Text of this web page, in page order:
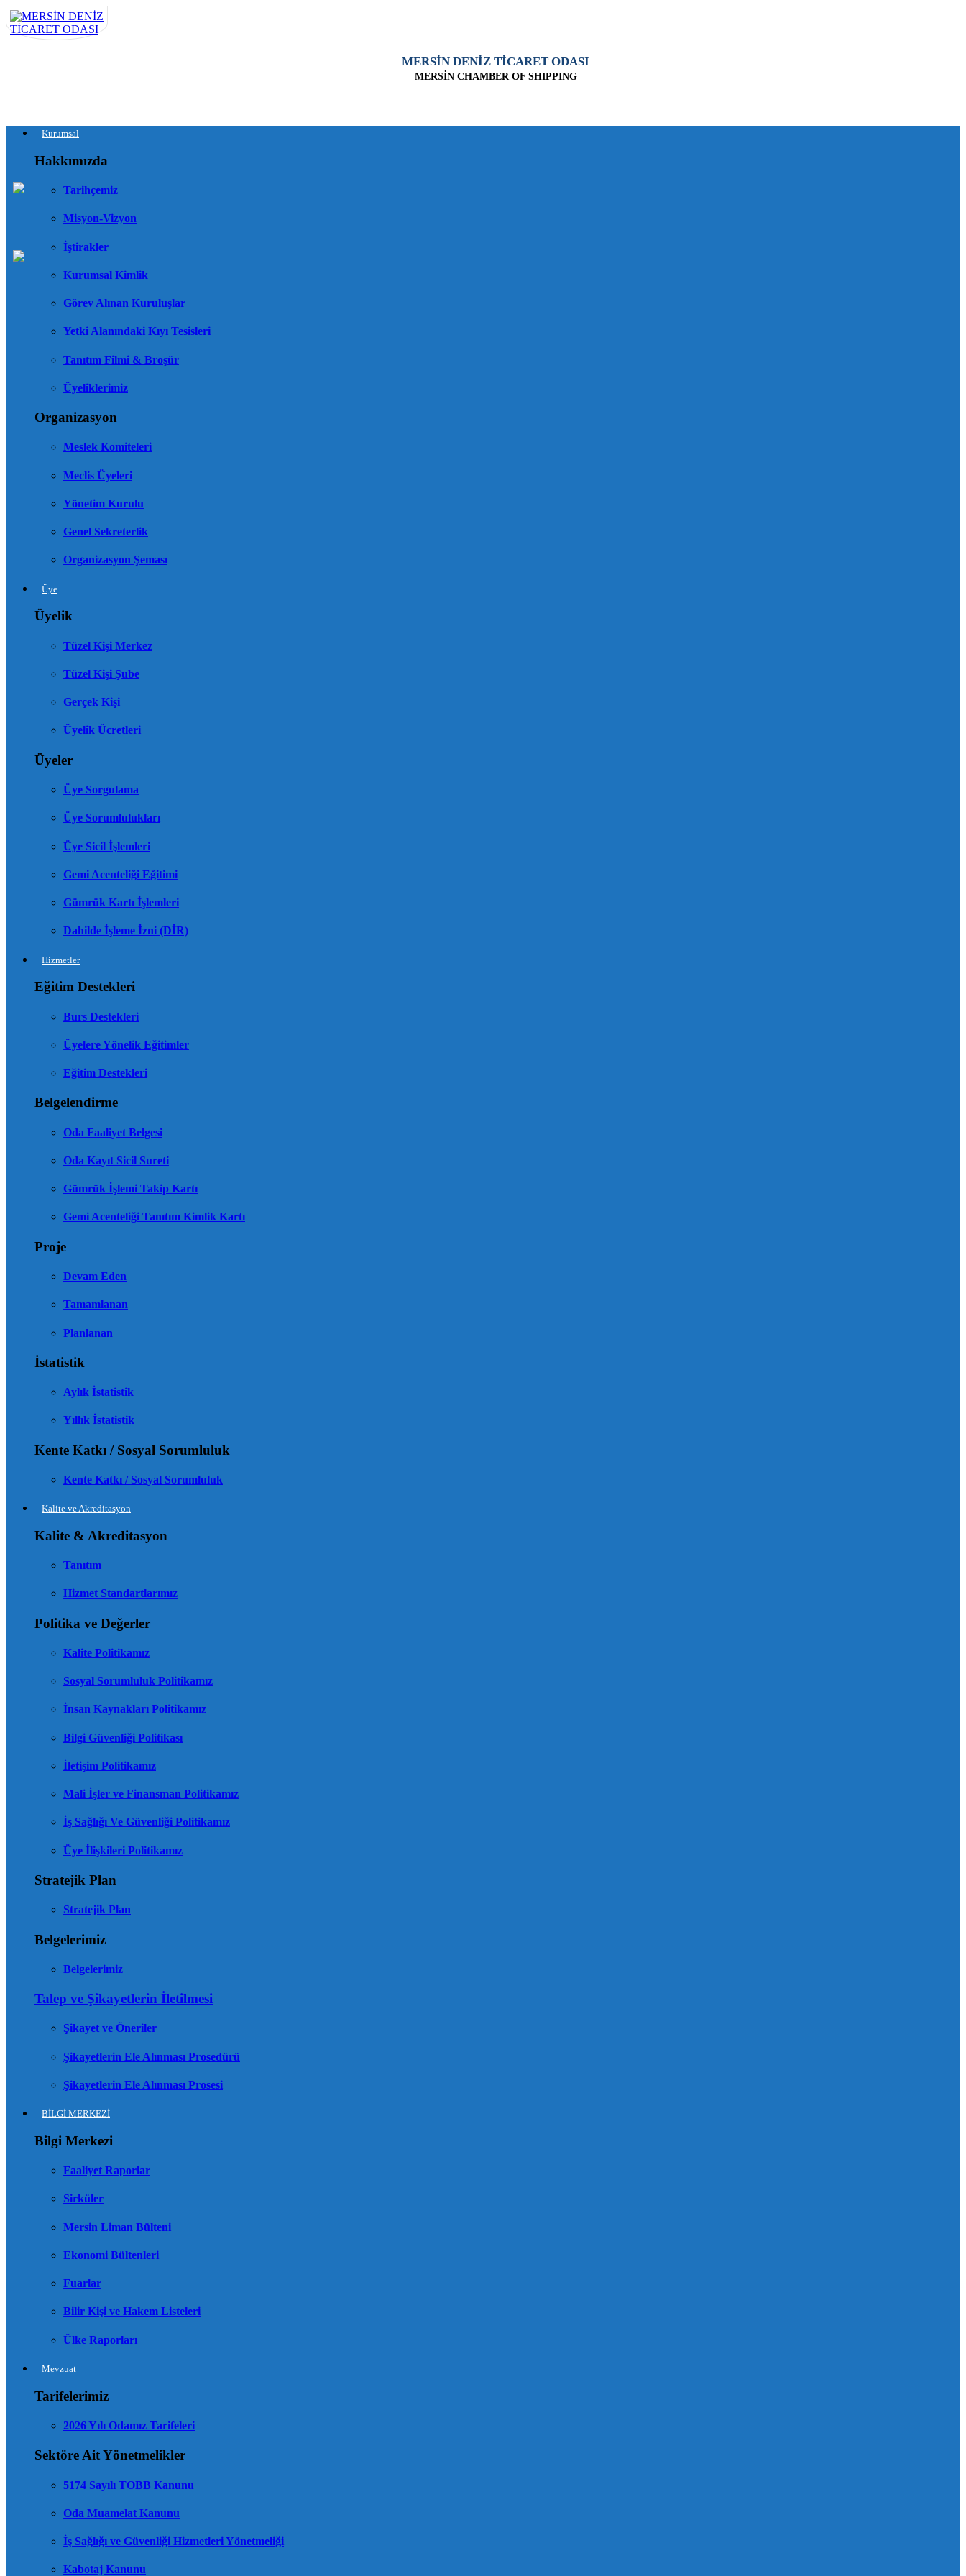
MERSİN DENİZ TİCARET ODASI
MERSİN CHAMBER OF SHIPPING
Kurumsal
Hakkımızda
Tarihçemiz
Misyon-Vizyon
İştirakler
Kurumsal Kimlik
Görev Alınan Kuruluşlar
Yetki Alanındaki Kıyı Tesisleri
Tanıtım Filmi & Broşür
Üyeliklerimiz
Organizasyon
Meslek Komiteleri
Meclis Üyeleri
Yönetim Kurulu
Genel Sekreterlik
Organizasyon Şeması
Üye
Üyelik
Tüzel Kişi Merkez
Tüzel Kişi Şube
Gerçek Kişi
Üyelik Ücretleri
Üyeler
Üye Sorgulama
Üye Sorumlulukları
Üye Sicil İşlemleri
Gemi Acenteliği Eğitimi
Gümrük Kartı İşlemleri
Dahilde İşleme İzni (DİR)
Hizmetler
Eğitim Destekleri
Burs Destekleri
Üyelere Yönelik Eğitimler
Eğitim Destekleri
Belgelendirme
Oda Faaliyet Belgesi
Oda Kayıt Sicil Sureti
Gümrük İşlemi Takip Kartı
Gemi Acenteliği Tanıtım Kimlik Kartı
Proje
Devam Eden
Tamamlanan
Planlanan
İstatistik
Aylık İstatistik
Yıllık İstatistik
Kente Katkı / Sosyal Sorumluluk
Kente Katkı / Sosyal Sorumluluk
Kalite ve Akreditasyon
Kalite & Akreditasyon
Tanıtım
Hizmet Standartlarımız
Politika ve Değerler
Kalite Politikamız
Sosyal Sorumluluk Politikamız
İnsan Kaynakları Politikamız
Bilgi Güvenliği Politikası
İletişim Politikamız
Mali İşler ve Finansman Politikamız
İş Sağlığı Ve Güvenliği Politikamız
Üye İlişkileri Politikamız
Stratejik Plan
Stratejik Plan
Belgelerimiz
Belgelerimiz
Talep ve Şikayetlerin İletilmesi
Şikayet ve Öneriler
Şikayetlerin Ele Alınması Prosedürü
Şikayetlerin Ele Alınması Prosesi
BİLGİ MERKEZİ
Bilgi Merkezi
Faaliyet Raporlar
Sirküler
Mersin Liman Bülteni
Ekonomi Bültenleri
Fuarlar
Bilir Kişi ve Hakem Listeleri
Ülke Raporları
Mevzuat
Tarifelerimiz
2026 Yılı Odamız Tarifeleri
Sektöre Ait Yönetmelikler
5174 Sayılı TOBB Kanunu
Oda Muamelat Kanunu
İş Sağlığı ve Güvenliği Hizmetleri Yönetmeliği
Kabotaj Kanunu